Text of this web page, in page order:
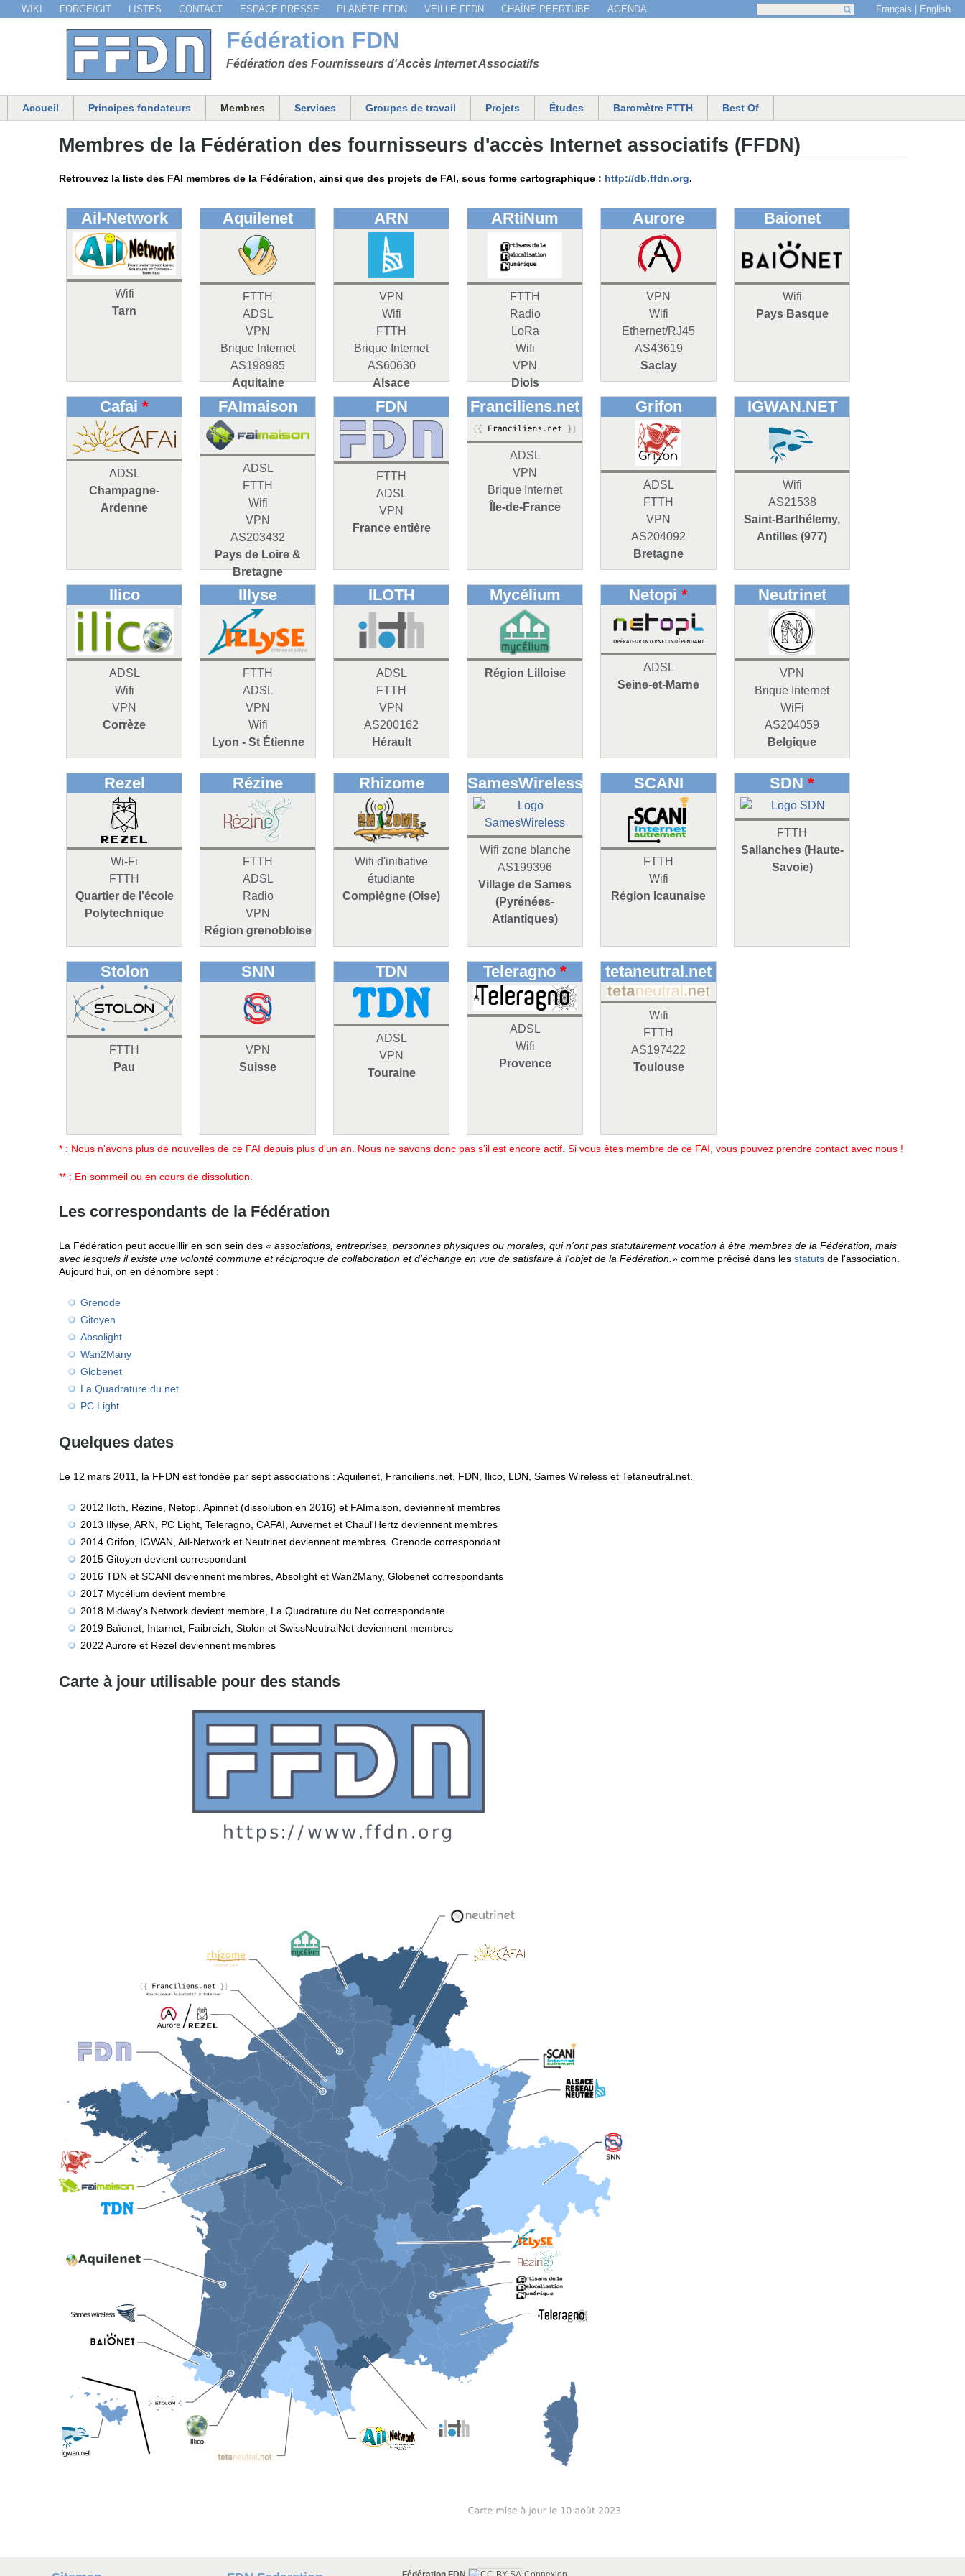
Jump to navigation
Fédération FDN
Fédération des Fournisseurs d'Accès Internet Associatifs
Menu secondaire
WIKI FORGE/GIT LISTES CONTACT ESPACE PRESSE PLANÈTE FFDN VEILLE FFDN CHAÎNE PEERTUBE AGENDA
Formulaire de recherche
Français English
Menu principal
Accueil Principes fondateurs Membres Services Groupes de travail Projets Études Baromètre FTTH Best Of
Membres de la Fédération des fournisseurs d'accès Internet associatifs (FFDN)
Retrouvez la liste des FAI membres de la Fédération, ainsi que des projets de FAI, sous forme cartographique : http://db.ffdn.org.
Ail-Network
Wifi
Tarn
Aquilenet
FTTH
ADSL
VPN
Brique Internet
AS198985
Aquitaine
ARN
VPN
Wifi
FTTH
Brique Internet
AS60630
Alsace
ARtiNum
FTTH
Radio
LoRa
Wifi
VPN
Diois
Aurore
VPN
Wifi
Ethernet/RJ45
AS43619
Saclay
Baionet
Wifi
Pays Basque
Cafai *
ADSL
Champagne-
Ardenne
FAImaison
ADSL
FTTH
Wifi
VPN
AS203432
Pays de Loire &
Bretagne
FDN
FTTH
ADSL
VPN
France entière
Franciliens.net
ADSL
VPN
Brique Internet
Île-de-France
Grifon
ADSL
FTTH
VPN
AS204092
Bretagne
IGWAN.NET
Wifi
AS21538
Saint-Barthélemy,
Antilles (977)
Ilico
ADSL
Wifi
VPN
Corrèze
Illyse
FTTH
ADSL
VPN
Wifi
Lyon - St Étienne
ILOTH
ADSL
FTTH
VPN
AS200162
Hérault
Mycélium
Région Lilloise
Netopi *
ADSL
Seine-et-Marne
Neutrinet
VPN
Brique Internet
WiFi
AS204059
Belgique
Rezel
Wi-Fi
FTTH
Quartier de l'école
Polytechnique
Rézine
FTTH
ADSL
Radio
VPN
Région grenobloise
Rhizome
Wifi d'initiative
étudiante
Compiègne (Oise)
SamesWireless
Wifi zone blanche
AS199396
Village de Sames
(Pyrénées-
Atlantiques)
SCANI
FTTH
Wifi
Région Icaunaise
SDN *
FTTH
Sallanches (Haute-
Savoie)
Stolon
FTTH
Pau
SNN
VPN
Suisse
TDN
ADSL
VPN
Touraine
Teleragno *
ADSL
Wifi
Provence
tetaneutral.net
Wifi
FTTH
AS197422
Toulouse
* : Nous n'avons plus de nouvelles de ce FAI depuis plus d'un an. Nous ne savons donc pas s'il est encore actif. Si vous êtes membre de ce FAI, vous pouvez prendre contact avec nous !
** : En sommeil ou en cours de dissolution.
Les correspondants de la Fédération
La Fédération peut accueillir en son sein des « associations, entreprises, personnes physiques ou morales, qui n'ont pas statutairement vocation à être membres de la Fédération, mais
avec lesquels il existe une volonté commune et réciproque de collaboration et d'échange en vue de satisfaire à l'objet de la Fédération. » comme précisé dans les statuts de l'association.
Aujourd'hui, on en dénombre sept :
Grenode
Gitoyen
Absolight
Wan2Many
Globenet
La Quadrature du net
PC Light
Quelques dates
Le 12 mars 2011, la FFDN est fondée par sept associations : Aquilenet, Franciliens.net, FDN, Ilico, LDN, Sames Wireless et Tetaneutral.net.
2012 Iloth, Rézine, Netopi, Apinnet (dissolution en 2016) et FAImaison, deviennent membres
2013 Illyse, ARN, PC Light, Teleragno, CAFAI, Auvernet et Chaul'Hertz deviennent membres
2014 Grifon, IGWAN, Aïl-Network et Neutrinet deviennent membres. Grenode correspondant
2015 Gitoyen devient correspondant
2016 TDN et SCANI deviennent membres, Absolight et Wan2Many, Globenet correspondants
2017 Mycélium devient membre
2018 Midway's Network devient membre, La Quadrature du Net correspondante
2019 Baïonet, Intarnet, Faibreizh, Stolon et SwissNeutralNet deviennent membres
2022 Aurore et Rezel deviennent membres
Carte à jour utilisable pour des stands
Fédération FDN Connexion